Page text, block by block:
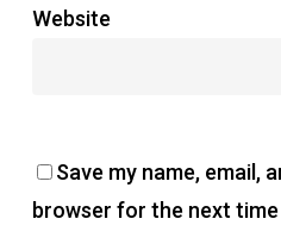
Website
Save my name, email,
browser for the next